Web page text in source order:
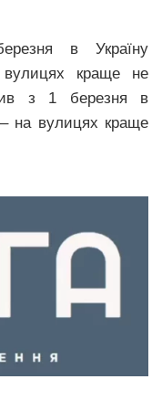
в Україну
вулицях краще не
з 1 березня в
– на вулицях краще